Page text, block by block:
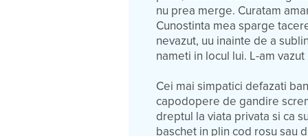
nu prea merge. Curatam
Cunostinta mea sparge
nevazut, uu inainte de a
nameti in locul lui. L-am
Cei mai simpatici defazati
capodopere de gandire
dreptul la viata privata si ca
baschet in plin cod rosu sau